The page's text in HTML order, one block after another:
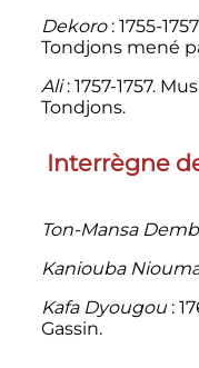
Dekoro : 1755-1757
Tondjons mené
Ali : 1757-1757.
Tondjons.
Interrègne
Ton-Mansa
Kaniouba
Kafa Dyougou :
Gassin.